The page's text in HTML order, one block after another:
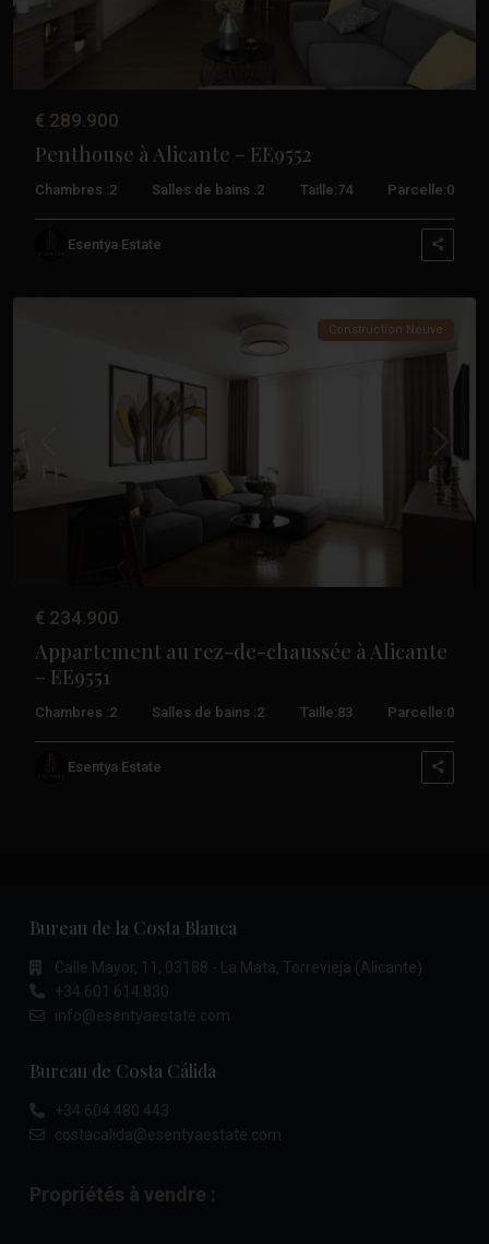
€ 289.900
Penthouse à Alicante – EE9552
Chambres :2 Salles de bains :2 Taille:74 Parcelle:0
Esentya Estate
Centre,
Suivant
Construction Neuve
€ 234.900
Appartement au rez-de-chaussée à Alicante
– EE9551
Chambres :2 Salles de bains :2 Taille:83 Parcelle:0
Esentya Estate
Bureau de la Costa Blanca
Calle Mayor, 11, 03188 - La Mata, Torrevieja (Alicante)
+34 601 614 830
info@esentyaestate.com
Bureau de Costa Cálida
+34 604 480 443
costacalida@esentyaestate.com
Propriétés à vendre :